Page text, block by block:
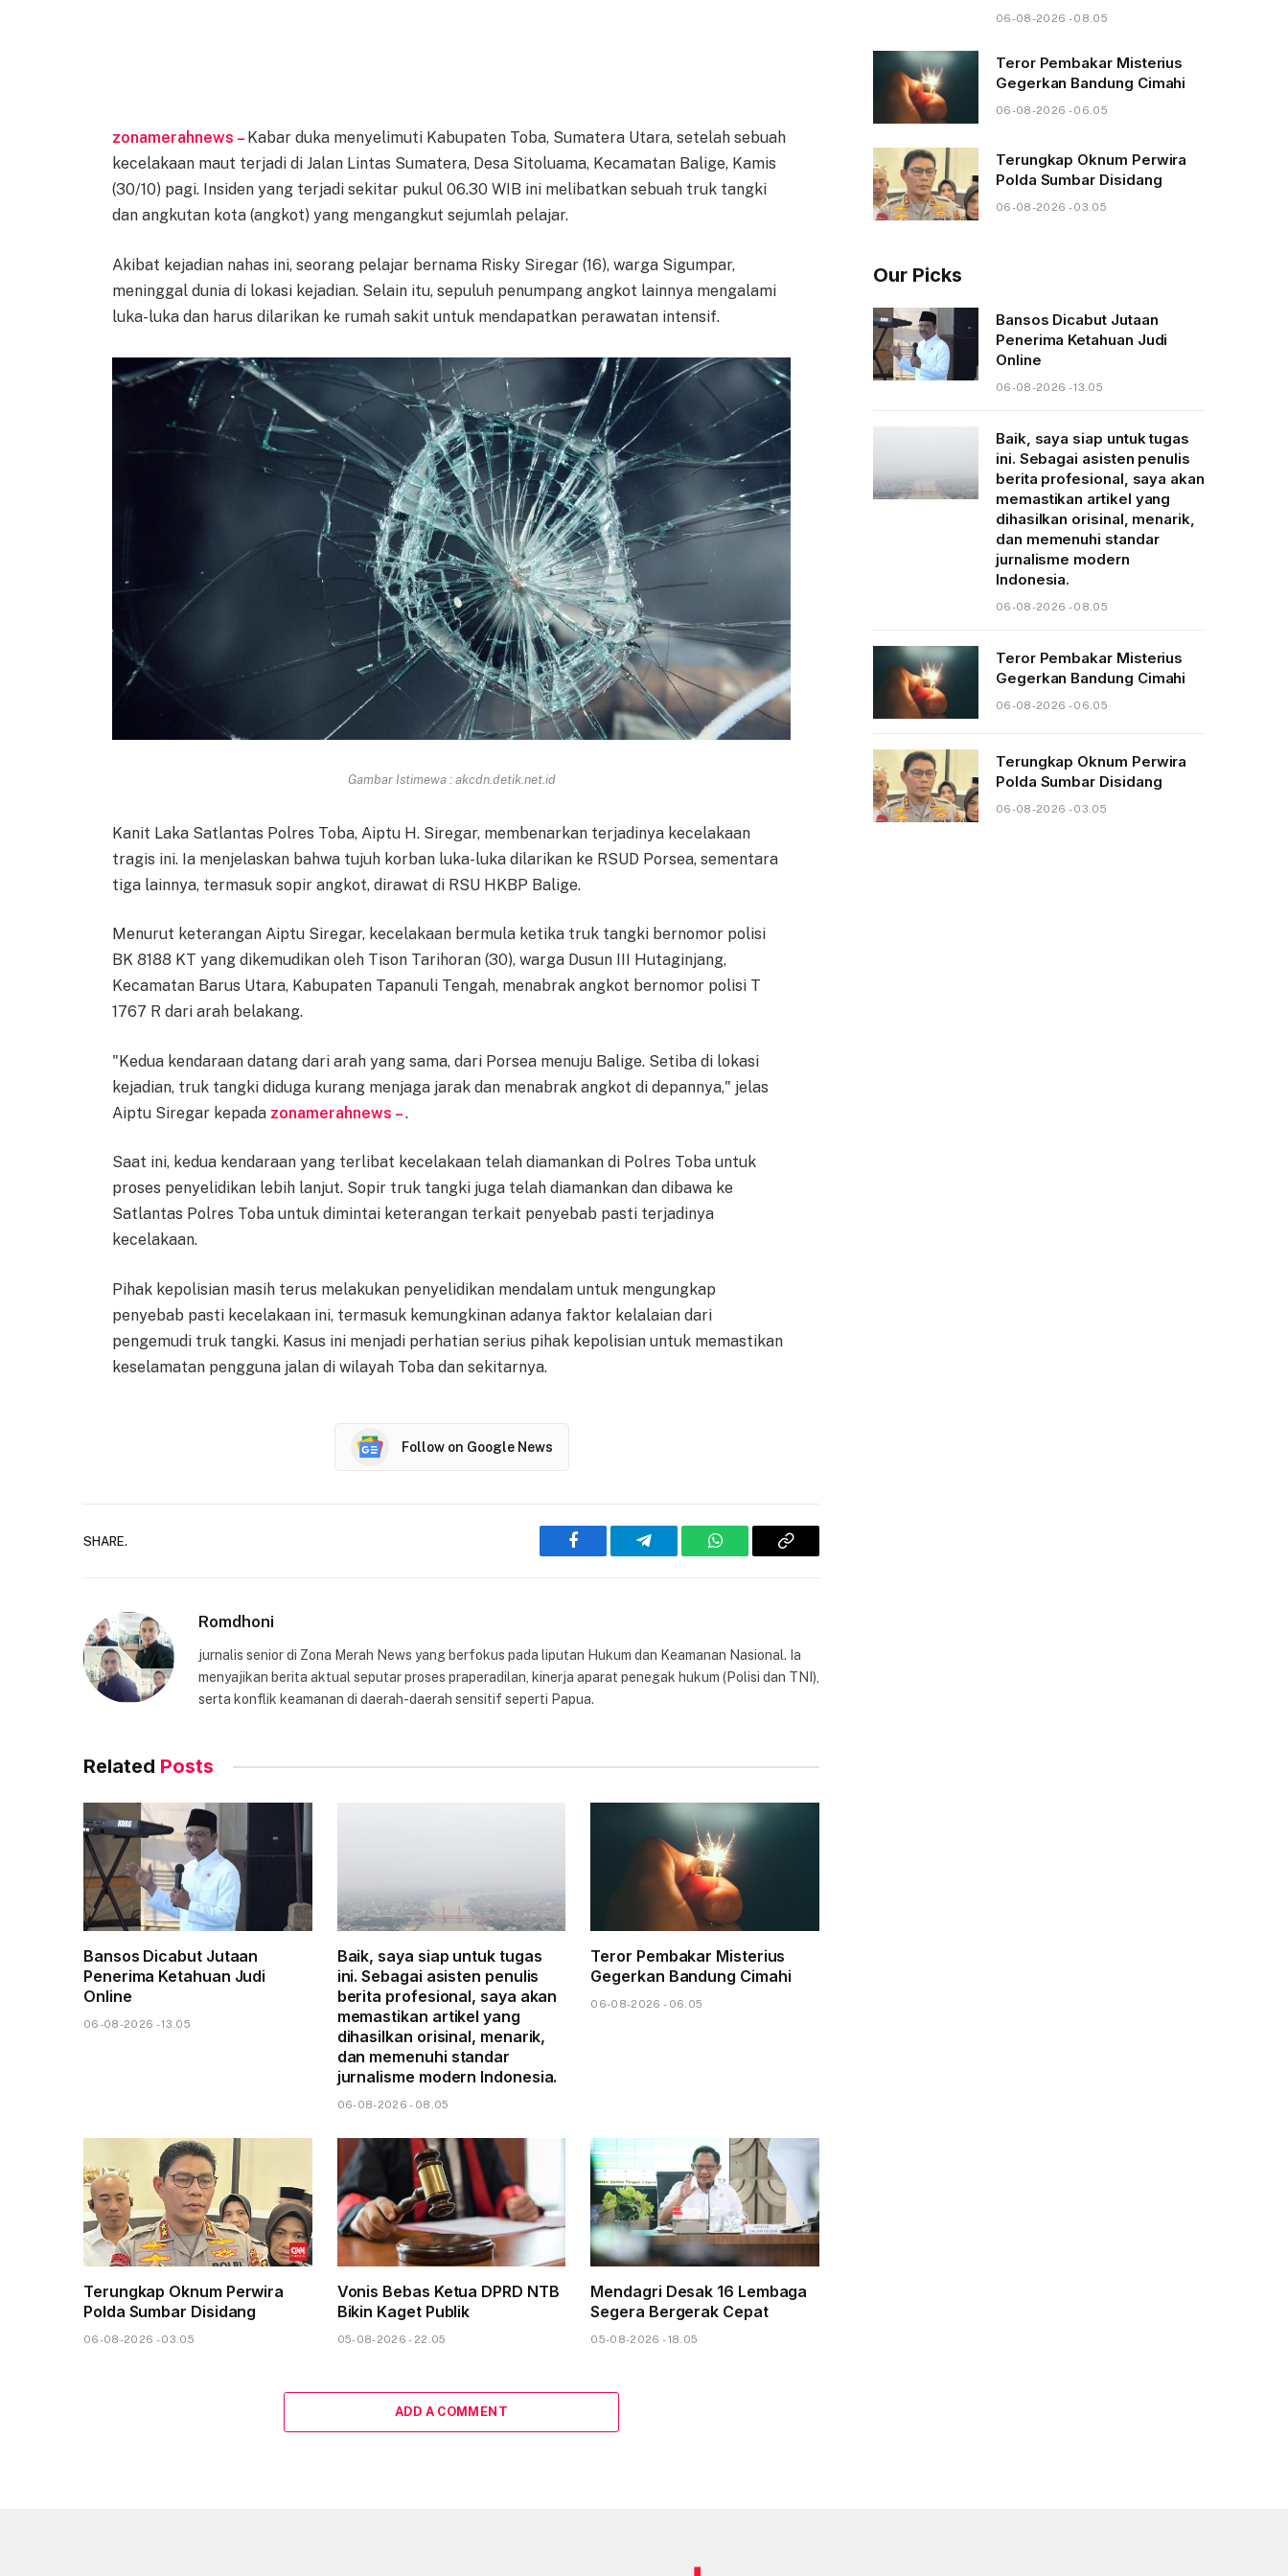
zonamerahnews – Kabar duka menyelimuti Kabupaten Toba, Sumatera Utara, setelah sebuah
kecelakaan maut terjadi di Jalan Lintas Sumatera, Desa Sitoluama, Kecamatan Balige, Kamis
(30/10) pagi. Insiden yang terjadi sekitar pukul 06.30 WIB ini melibatkan sebuah truk tangki
dan angkutan kota (angkot) yang mengangkut sejumlah pelajar.
Akibat kejadian nahas ini, seorang pelajar bernama Risky Siregar (16), warga Sigumpar,
meninggal dunia di lokasi kejadian. Selain itu, sepuluh penumpang angkot lainnya mengalami
luka-luka dan harus dilarikan ke rumah sakit untuk mendapatkan perawatan intensif.
Gambar Istimewa : akcdn.detik.net.id
Kanit Laka Satlantas Polres Toba, Aiptu H. Siregar, membenarkan terjadinya kecelakaan
tragis ini. Ia menjelaskan bahwa tujuh korban luka-luka dilarikan ke RSUD Porsea, sementara
tiga lainnya, termasuk sopir angkot, dirawat di RSU HKBP Balige.
Menurut keterangan Aiptu Siregar, kecelakaan bermula ketika truk tangki bernomor polisi
BK 8188 KT yang dikemudikan oleh Tison Tarihoran (30), warga Dusun III Hutaginjang,
Kecamatan Barus Utara, Kabupaten Tapanuli Tengah, menabrak angkot bernomor polisi T
1767 R dari arah belakang.
"Kedua kendaraan datang dari arah yang sama, dari Porsea menuju Balige. Setiba di lokasi
kejadian, truk tangki diduga kurang menjaga jarak dan menabrak angkot di depannya," jelas
Aiptu Siregar kepada zonamerahnews –.
Saat ini, kedua kendaraan yang terlibat kecelakaan telah diamankan di Polres Toba untuk
proses penyelidikan lebih lanjut. Sopir truk tangki juga telah diamankan dan dibawa ke
Satlantas Polres Toba untuk dimintai keterangan terkait penyebab pasti terjadinya
kecelakaan.
Pihak kepolisian masih terus melakukan penyelidikan mendalam untuk mengungkap
penyebab pasti kecelakaan ini, termasuk kemungkinan adanya faktor kelalaian dari
pengemudi truk tangki. Kasus ini menjadi perhatian serius pihak kepolisian untuk memastikan
keselamatan pengguna jalan di wilayah Toba dan sekitarnya.
Follow on Google News
SHARE.
Facebook Telegram WhatsAppCopy
Romdhoni
jurnalis senior di Zona Merah News yang berfokus pada liputan Hukum dan Keamanan Nasional. Ia
menyajikan berita aktual seputar proses praperadilan, kinerja aparat penegak hukum (Polisi dan TNI),
serta konflik keamanan di daerah-daerah sensitif seperti Papua.
Related Posts
Bansos Dicabut Jutaan
Penerima Ketahuan Judi
Online
06-08-2026 - 13.05
Baik, saya siap untuk tugas
ini. Sebagai asisten penulis
berita profesional, saya akan
memastikan artikel yang
dihasilkan orisinal, menarik,
dan memenuhi standar
jurnalisme modern Indonesia.
06-08-2026 - 08.05
Teror Pembakar Misterius
Gegerkan Bandung Cimahi
06-08-2026 - 06.05
Terungkap Oknum Perwira
Polda Sumbar Disidang
06-08-2026 - 03.05
Vonis Bebas Ketua DPRD NTB
Bikin Kaget Publik
05-08-2026 - 22.05
Mendagri Desak 16 Lembaga
Segera Bergerak Cepat
05-08-2026 - 18.05
ADD A COMMENT
06-08-2026 - 08.05
Teror Pembakar Misterius
Gegerkan Bandung Cimahi
06-08-2026 - 06.05
Terungkap Oknum Perwira
Polda Sumbar Disidang
06-08-2026 - 03.05
Our Picks
Bansos Dicabut Jutaan
Penerima Ketahuan Judi
Online
06-08-2026 - 13.05
Baik, saya siap untuk tugas
ini. Sebagai asisten penulis
berita profesional, saya akan
memastikan artikel yang
dihasilkan orisinal, menarik,
dan memenuhi standar
jurnalisme modern
Indonesia.
06-08-2026 - 08.05
Teror Pembakar Misterius
Gegerkan Bandung Cimahi
06-08-2026 - 06.05
Terungkap Oknum Perwira
Polda Sumbar Disidang
06-08-2026 - 03.05